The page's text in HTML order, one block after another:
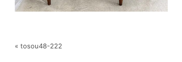
« tosou48-222